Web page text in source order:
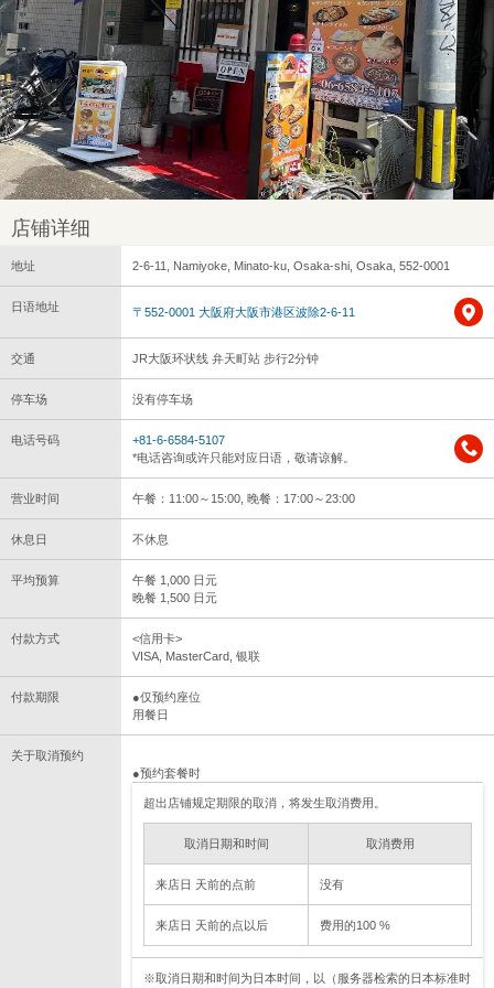
店铺详细
地址 2-6-11, Namiyoke, Minato-ku, Osaka-shi, Osaka, 552-0001
日语地址 〒552-0001 大阪府大阪市港区波除2-6-11
交通 JR大阪环状线 弁天町站 步行2分钟
停车场 没有停车场
电话号码
+81-6-6584-5107
*电话咨询或许只能对应日语，敬请谅解。
营业时间 午餐：11:00～15:00, 晚餐：17:00～23:00
休息日 不休息
平均预算
午餐 1,000 日元
晚餐 1,500 日元
付款方式
<信用卡>
VISA, MasterCard, 银联
付款期限
●仅预约座位
用餐日
关于取消预约
●预约套餐时
超出店铺规定期限的取消，将发生取消费用。
取消日期和时间 取消费用
来店日 天前的点前 没有
来店日 天前的点以后 费用的100 %
※取消日期和时间为日本时间，以（服务器检索的日本标准时